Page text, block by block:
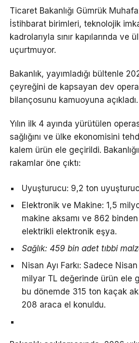
Ticaret Bakanlığı Gümrük
İstihbarat birimleri, teknolojik
kadrolarıyla sınır kapılarında ve
uçurtmuyor.
Bakanlık, yayımladığı bültenle
çeyreğini de kapsayan dev
bilançosunu kamuoyuna açıkladı.
Yılın ilk 4 ayında yürütülen
sağlığını ve ülke ekonomisini
kalem ürün ele geçirildi.
rakamlar öne çıktı:
Uyuşturucu: 9,2 ton
Elektronik ve Makine: 1,5
makine aksamı ve 862
elektrikli elektronik eşya.
Sağlık: 459 bin adet tıbbi
Nisan Ayı Farkı: Sadece
milyar TL değerinde ürün ele
bu dönemde 315 ton kaçak
208 araca el konuldu.